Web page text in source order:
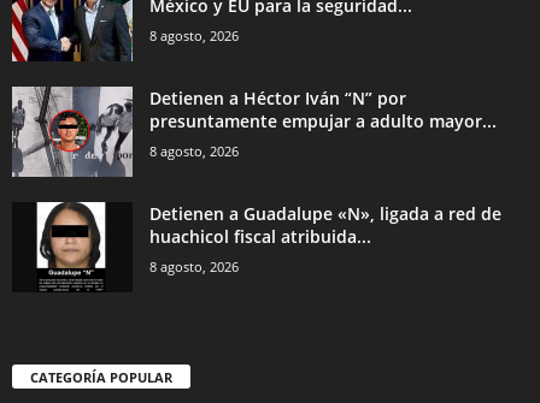
México y EU para la seguridad...
8 agosto, 2026
Detienen a Héctor Iván “N” por
presuntamente empujar a adulto mayor...
8 agosto, 2026
Detienen a Guadalupe «N», ligada a red de
huachicol fiscal atribuida...
8 agosto, 2026
CATEGORÍA POPULAR